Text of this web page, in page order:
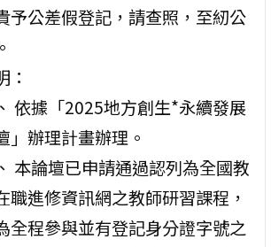
予公差假登記，請查照，至紉公
：
依據「2025地方創生*永續發展
」辦理計畫辦理。
本論壇已申請通過認列為全國教
職進修資訊網之教師研習課程，
全程參與並有登記身分證字號之